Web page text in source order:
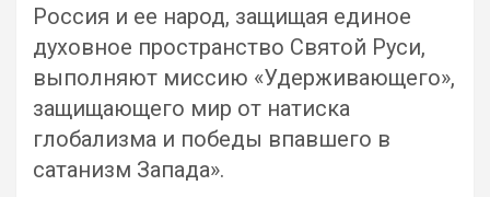
Россия и ее народ, защищая единое
духовное пространство Святой Руси,
выполняют миссию «Удерживающего»,
защищающего мир от натиска
глобализма и победы впавшего в
сатанизм Запада».